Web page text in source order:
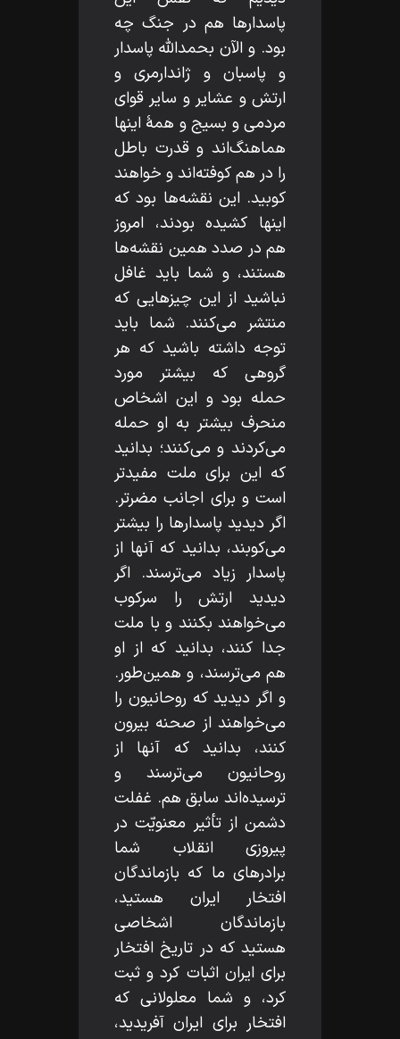
پاسدارها هم در جنگ چه
بود. و الآن بحمداللّه‌ پاسدار
و پاسبان و ژاندارمرى و
ارتش و عشاير و ساير قواى
مردمى و بسيج و همۀ اينها
هماهنگ‌اند و قدرت باطل
را در هم كوفته‌اند و خواهند
كوبيد. اين نقشه‌ها بود كه
اينها كشيده بودند، امروز
هم در صدد همين نقشه‌ها
هستند، و شما بايد غافل
نباشيد از اين چيزهايى كه
منتشر مى‌كنند. شما بايد
توجه داشته باشيد كه هر
گروهى كه بيشتر مورد
حمله بود و اين اشخاص
منحرف بيشتر به او حمله
مى‌كردند و مى‌كنند؛ بدانيد
كه اين براى ملت مفيدتر
است و براى اجانب مضرتر.
اگر ديديد پاسدارها را بيشتر
مى‌كوبند، بدانيد كه آنها از
پاسدار زياد مى‌ترسند. اگر
ديديد ارتش را سركوب
مى‌خواهند بكنند و با ملت
جدا كنند، بدانيد كه از او
هم مى‌ترسند، و همين‌طور.
و اگر ديديد كه روحانيون را
مى‌خواهند از صحنه بيرون
كنند، بدانيد كه آنها از
روحانيون مى‌ترسند و
ترسيده‌اند سابق هم. غفلت
دشمن از تأثير معنويّت در
پيروزى انقلاب شما
برادرهاى ما كه بازماندگان
افتخار ايران هستيد،
بازماندگان اشخاصى
هستيد كه در تاريخ افتخار
براى ايران اثبات كرد و ثبت
كرد، و شما معلولانى كه
افتخار براى ايران آفريديد،